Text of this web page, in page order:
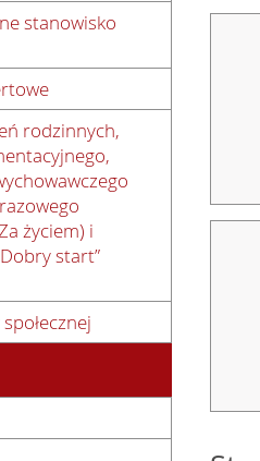
stanowisko
rodzinnych,
życiem) i
start”